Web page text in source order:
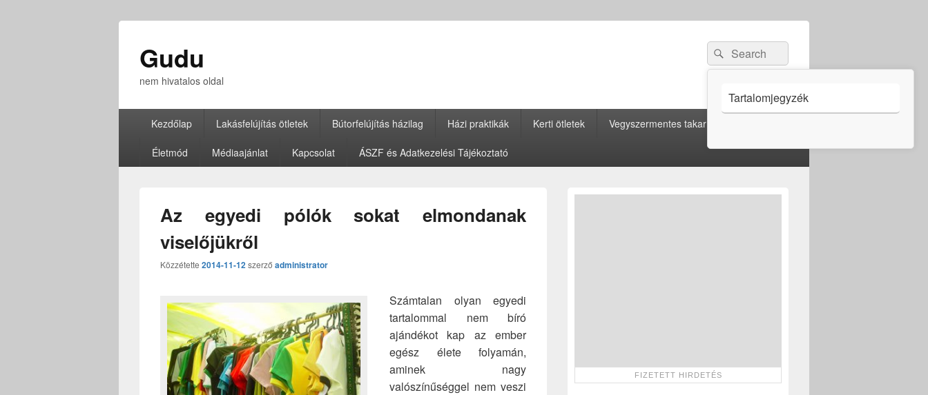
Gudu
nem hivatalos oldal
Search
for:
Search
Kezdőlap Lakásfelújítás ötletek Bútorfelújítás házilag Házi praktikák Kerti ötletek Vegyszermentes takarítás
Életmód Médiaajánlat Kapcsolat ÁSZF és Adatkezelési Tájékoztató
Az egyedi pólók sokat elmondanak
viselőjükről
Közzétette 2014-11-12szerző administrator
Számtalan olyan egyedi
tartalommal nem bíró
ajándékot kap az ember
egész élete folyamán,
aminek nagy
valószínűséggel nem veszi
Primary
Tartalomjegyzék